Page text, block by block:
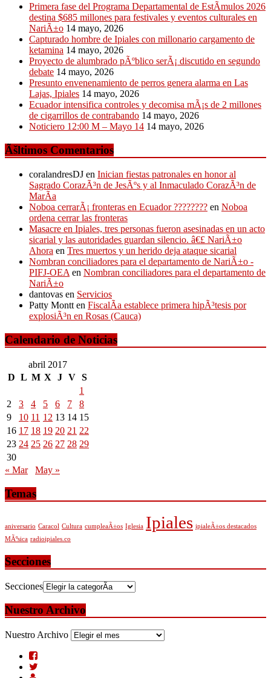
Primera fase del Programa Departamental de EstÃ­mulos 2026
destina $685 millones para festivales y eventos culturales en
NariÃ±o 14 mayo, 2026
Capturado hombre de Ipiales con millonario cargamento de
ketamina 14 mayo, 2026
Proyecto de alumbrado pÃºblico serÃ¡ discutido en segundo
debate 14 mayo, 2026
Presunto envenenamiento de perros genera alarma en Las
Lajas, Ipiales 14 mayo, 2026
Ecuador intensifica controles y decomisa mÃ¡s de 2 millones
de cigarrillos de contrabando 14 mayo, 2026
Noticiero 12:00 M – Mayo 14 14 mayo, 2026
Ãšltimos Comentarios
coralandresDJ en Inician fiestas patronales en honor al
Sagrado CorazÃ³n de JesÃºs y al Inmaculado CorazÃ³n de
MarÃ­a
Noboa cerrarÃ¡ fronteras en Ecuador ???????? en Noboa
ordena cerrar las fronteras
Masacre en Ipiales, tres personas fueron asesinadas en un acto
sicarial y las autoridades guardan silencio. â€£ NariÃ±o
Ahora en Tres muertos y un herido deja ataque sicarial
Nombran conciliadores para el departamento de NariÃ±o -
PIFJ-OEAen Nombran conciliadores para el departamento de
NariÃ±o
dantovas en Servicios
Patty Montten FiscalÃ­a establece primera hipÃ³tesis por
explosiÃ³n en Rosas (Cauca)
Calendario de Noticias
abril 2017
D L M X J V S
1
2
3 4 5 6 7
8
9
10 11 12 13 14 15
16 17 18 19 20 21 22
23 24 25 26 27 28 29
30
« Mar
May »
Temas
aniversario Caracol Cultura cumpleaÃ±os Iglesia Ipiales ipialeÃ±os destacados
MÃºsica radioipiales.co
Secciones
Secciones
Nuestro Archivo
Nuestro Archivo